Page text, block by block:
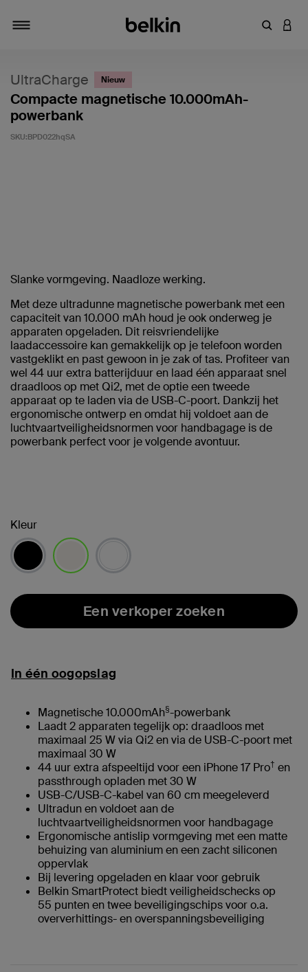
UltraCharge Nieuw
Compacte magnetische 10.000mAh-
powerbank
SKU:BPD022hqSA
Slanke vormgeving. Naadloze werking.
Met deze ultradunne magnetische powerbank met een
capaciteit van 10.000 mAh houd je ook onderweg je
apparaten opgeladen. Dit reisvriendelijke
laadaccessoire kan gemakkelijk op je telefoon worden
vastgeklikt en past gewoon in je zak of tas. Profiteer van
wel 44 uur extra batterijduur en laad één apparaat snel
draadloos op met Qi2, met de optie een tweede
apparaat op te laden via de USB-C-poort. Dankzij het
ergonomische ontwerp en omdat hij voldoet aan de
luchtvaartveiligheidsnormen voor handbagage is de
powerbank perfect voor je volgende avontuur.
Kleur
Een verkoper zoeken
In één oogopslag
Magnetische 10.000mAh§-powerbank
Laadt 2 apparaten tegelijk op: draadloos met
maximaal 25 W via Qi2 en via de USB-C-poort met
maximaal 30 W
44 uur extra afspeeltijd voor een iPhone 17 Pro† en
passthrough opladen met 30 W
USB-C/USB-C-kabel van 60 cm meegeleverd
Ultradun en voldoet aan de
luchtvaartveiligheidsnormen voor handbagage
Ergonomische antislip vormgeving met een matte
behuizing van aluminium en een zacht siliconen
oppervlak
Bij levering opgeladen en klaar voor gebruik
Belkin SmartProtect biedt veiligheidschecks op
55 punten en twee beveiligingschips voor o.a.
oververhittings- en overspanningsbeveiliging